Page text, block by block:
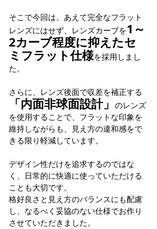
そこで今回は、あえて完全なフラット
レンズにはせず、レンズカーブを1～
2カーブ程度に抑えたセ
ミフラット仕様を採用しまし
た。
さらに、レンズ後面で収差を補正する
「内面非球面設計」 のレンズ
を使用することで、フラットな印象を
維持しながらも、見え方の違和感をで
きる限り軽減しています。
デザイン性だけを追求するのではな
く、日常的に快適に使っていただける
ことも大切です。
格好良さと見え方のバランスにも配慮
し、なるべく妥協のない仕様でお作り
させていただきました。